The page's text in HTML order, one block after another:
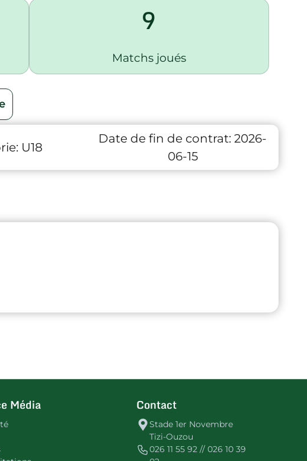
9
Matchs joués
U18
Date de fin de contrat: 2026-
06-15
Média Contact
Stade 1er Novembre
Tizi-Ouzou
026 11 55 92 // 026 10 39